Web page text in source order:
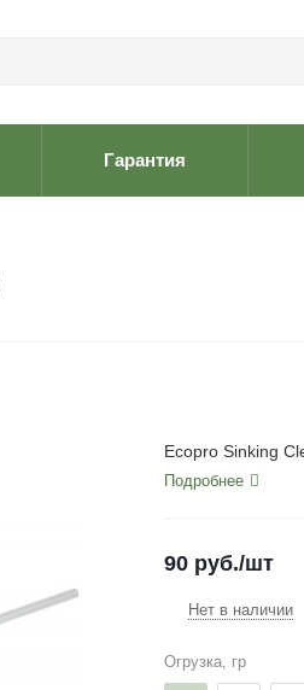
Гарантия
Ecopro Sinking
Подробнее
90 руб./шт
Нет в наличии
Огрузка, гр